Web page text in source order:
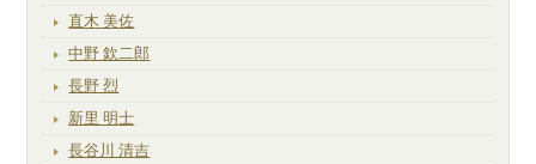
直木 美佐
中野 欽二郎
長野 烈
新里 明士
長谷川 清吉